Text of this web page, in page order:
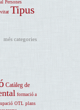
Persones
Tipus
més categories
Catàleg de
formació a
OTL plans